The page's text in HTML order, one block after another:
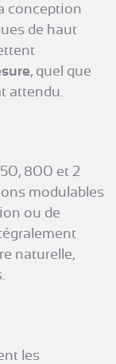
conception
de haut
, quel que
attendu.
800 et 2
modulables
ou de
naturelle,
les